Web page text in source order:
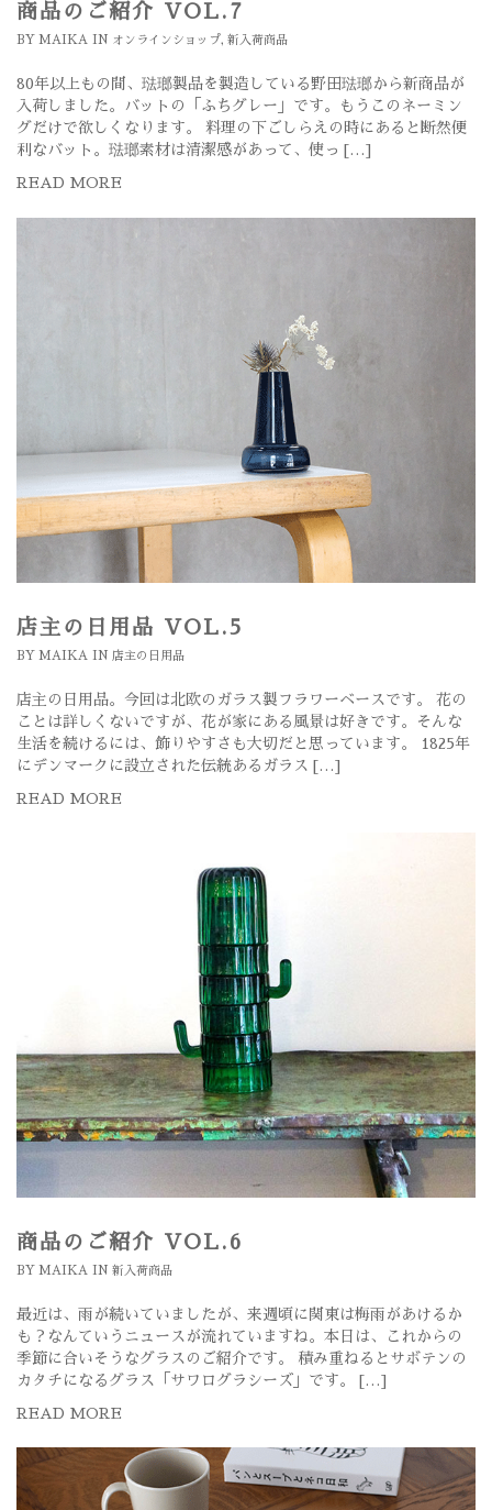
商品のご紹介 VOL.7
BY MAIKA IN オンラインショップ, 新入荷商品
80年以上もの間、琺瑯製品を製造している野田琺瑯から新商品が
入荷しました。バットの「ふちグレー」です。もうこのネーミン
グだけで欲しくなります。 料理の下ごしらえの時にあると断然便
利なバット。琺瑯素材は清潔感があって、使っ […]
READ MORE
店主の日用品 VOL.5
BY MAIKA IN 店主の日用品
店主の日用品。今回は北欧のガラス製フラワーベースです。 花の
ことは詳しくないですが、花が家にある風景は好きです。そんな
生活を続けるには、飾りやすさも大切だと思っています。 1825年
にデンマークに設立された伝統あるガラス […]
READ MORE
商品のご紹介 VOL.6
BY MAIKA IN 新入荷商品
最近は、雨が続いていましたが、来週頃に関東は梅雨があけるか
も？なんていうニュースが流れていますね。本日は、これからの
季節に合いそうなグラスのご紹介です。 積み重ねるとサボテンの
カタチになるグラス「サワログラシーズ」です。 […]
READ MORE